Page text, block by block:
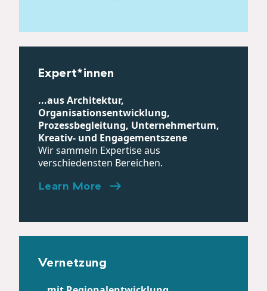
Expert*innen
...aus Architektur,
Organisationsentwicklung,
Prozessbegleitung, Unternehmertum,
Kreativ- und Engagementszene
Wir sammeln Expertise aus
verschiedensten Bereichen.
Learn More
Vernetzung